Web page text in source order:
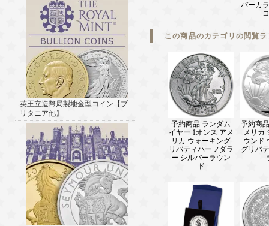
英王立造幣局製地金型コイン【ブ
リタニア他】
バーカ
この商品のカテゴリの閲覧
予約商品 ランダム
イヤー 1オンス アメ
リカ ウォーキング
リバティハーフダラ
ー シルバーラウン
ド
予約商
メリカ
ウンド
グリバ